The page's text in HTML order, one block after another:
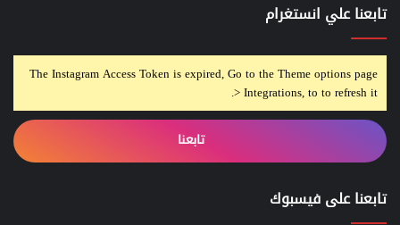
تابعنا علي انستغرام
The Instagram Access Token is expired, Go to the Theme options page
> Integrations, to to refresh it.
تابعنا
تابعنا على فيسبوك